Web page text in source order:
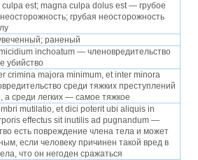
est; magna culpa dolus est — грубое
грубая неосторожность
раненый
inchoatum — членовредительство
убийство
crimina majora minimum, et inter minora
среди тяжких преступлений
а среди легких — самое тяжкое
mutilatio, et dici poterit ubi aliquis in
effectus sit inutilis ad pugnandum —
есть повреждение члена тела и может
если человеку причинен такой вред в
что он негоден сражаться